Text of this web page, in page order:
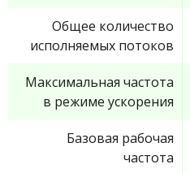
Общее количество
исполняемых потоков
Максимальная частота
в режиме ускорения
Базовая рабочая
частота